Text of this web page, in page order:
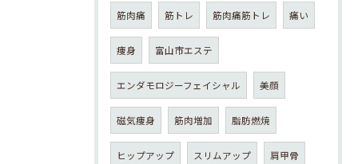
筋肉痛 筋トレ 筋肉痛筋トレ 痛い
痩身 富山市エステ
エンダモロジーフェイシャル 美顔
磁気痩身 筋肉増加 脂肪燃焼
ヒップアップ スリムアップ 肩甲骨